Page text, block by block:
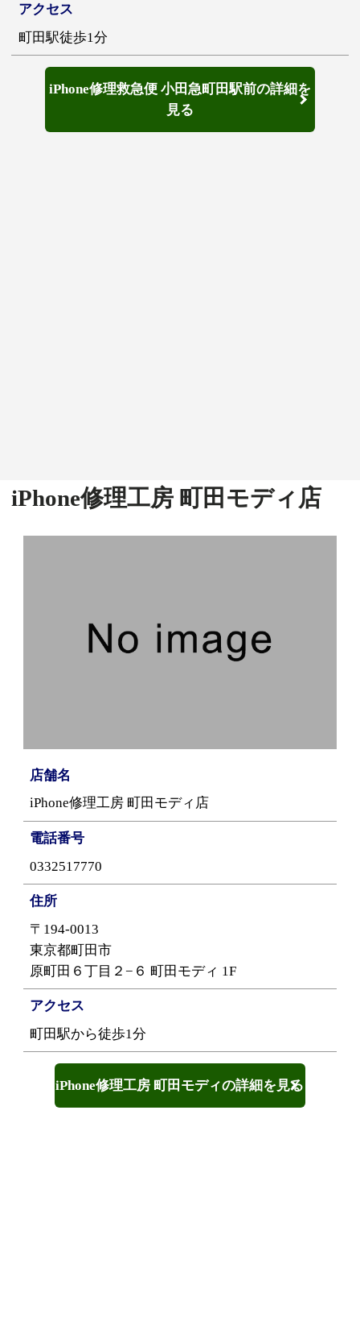
アクセス
町田駅徒歩1分
iPhone修理救急便 小田急町田駅前の詳細を
見る
iPhone修理工房 町田モディ店
店舗名
iPhone修理工房 町田モディ店
電話番号
0332517770
住所
〒194-0013
東京都町田市
原町田６丁目２−６ 町田モディ 1F
アクセス
町田駅から徒歩1分
iPhone修理工房 町田モディの詳細を見る